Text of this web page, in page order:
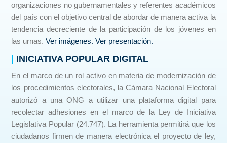
organizaciones no gubernamentales y referentes académicos
del país con el objetivo central de abordar de manera activa la
tendencia decreciente de la participación de los jóvenes en
las urnas.Ver imágenes. Ver presentación.
| INICIATIVA POPULAR DIGITAL
En el marco de un rol activo en materia de modernización de
los procedimientos electorales, la Cámara Nacional Electoral
autorizó a una ONG a utilizar una plataforma digital para
recolectar adhesiones en el marco de la Ley de Iniciativa
Legislativa Popular (24.747). La herramienta permitirá que los
ciudadanos firmen de manera electrónica el proyecto de ley,